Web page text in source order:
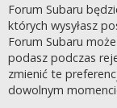
Forum Subaru
których wysyłasz
Forum Subaru
podasz podczas
zmienić te
dowolnym